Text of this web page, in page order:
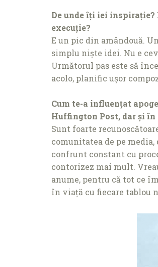
De unde îți iei
execuție?
E un pic din amândouă.
simplu niște idei. Nu e
Următorul pas este să
acolo, planific ușor
Cum te-a influențat
Huffington Post, dar și
Sunt foarte
comunitatea de pe
confrunt constant cu
contorizez mai mult.
anume, pentru că tot ce
în viață cu fiecare tablou